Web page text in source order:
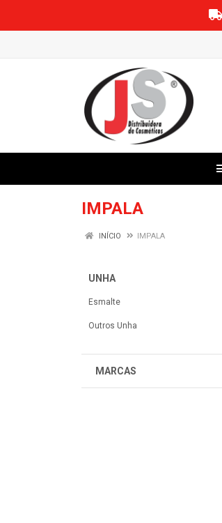
IMPALA
INÍCIO IMPALA
UNHA
Esmalte
Outros Unha
MARCAS